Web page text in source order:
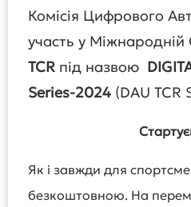
Комісія Цифрового
участь у Міжнародній
TCR під назвою
Series-2024 (DAU TCR
Як і завжди для
безкоштовною. На